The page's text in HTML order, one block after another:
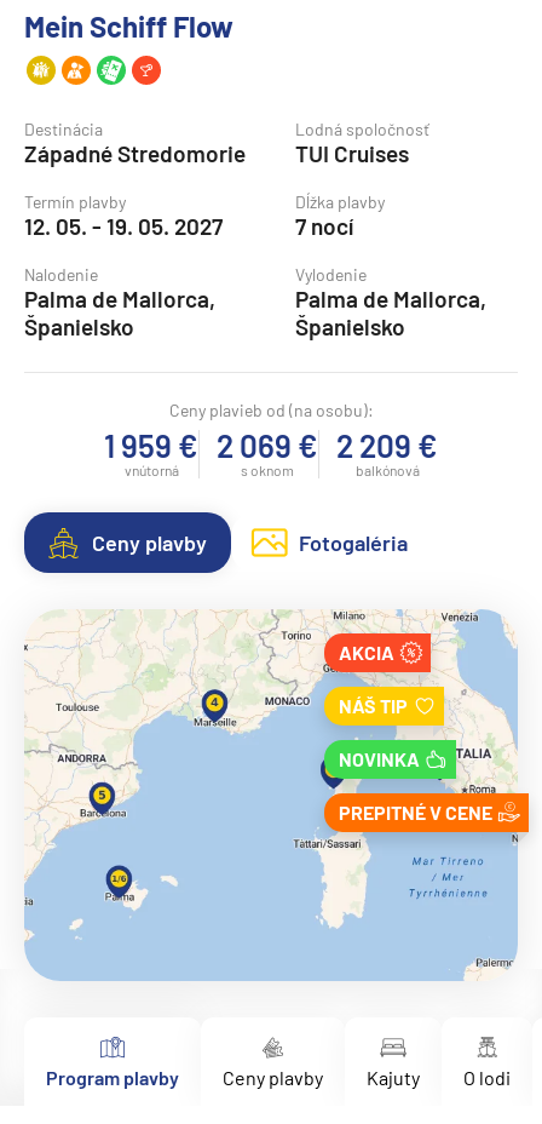
Mein Schiff Flow
Destinácia
Západné Stredomorie
Lodná spoločnosť
TUI Cruises
Termín plavby
12. 05. - 19. 05. 2027
Dĺžka plavby
7 nocí
Nalodenie
Palma de Mallorca,
Španielsko
Vylodenie
Palma de Mallorca,
Španielsko
Ceny plavieb od (na osobu):
1 959 €
vnútorná
2 069 €
s oknom
2 209 €
balkónová
Ceny plavby Fotogaléria
AKCIA
NÁŠ TIP
NOVINKA
PREPITNÉ V CENE
Program plavby Ceny plavby Kajuty O lodi